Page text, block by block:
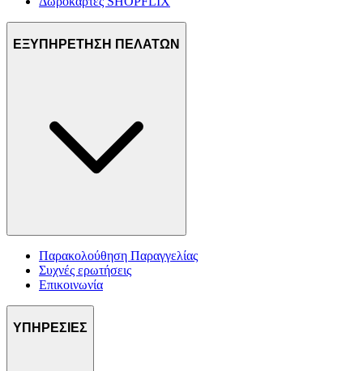
ΕΞΥΠΗΡΕΤΗΣΗ ΠΕΛΑΤΩΝ
Παρακολούθηση Παραγγελίας
Συχνές ερωτήσεις
Επικοινωνία
ΥΠΗΡΕΣΙΕΣ